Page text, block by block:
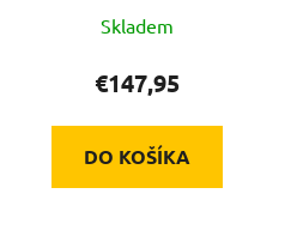
Skladem
€147,95
DO KOŠÍKA